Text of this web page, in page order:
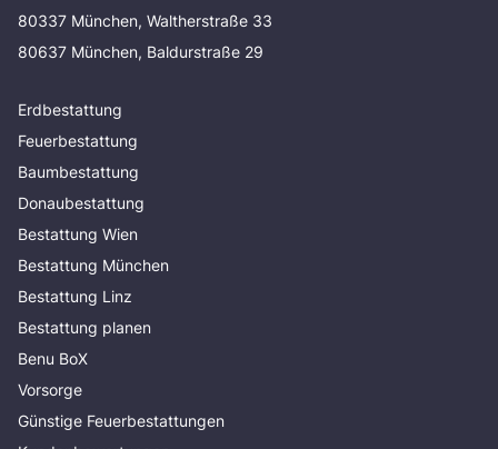
80337 München, Waltherstraße 33
80637 München, Baldurstraße 29
Erdbestattung
Feuerbestattung
Baumbestattung
Donaubestattung
Bestattung Wien
Bestattung München
Bestattung Linz
Bestattung planen
Benu BoX
Vorsorge
Günstige Feuerbestattungen